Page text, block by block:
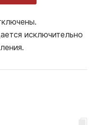
исключительно